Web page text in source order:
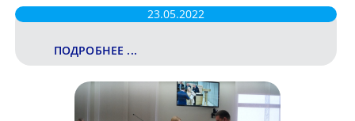
23.05.2022
ПОДРОБНЕЕ ...